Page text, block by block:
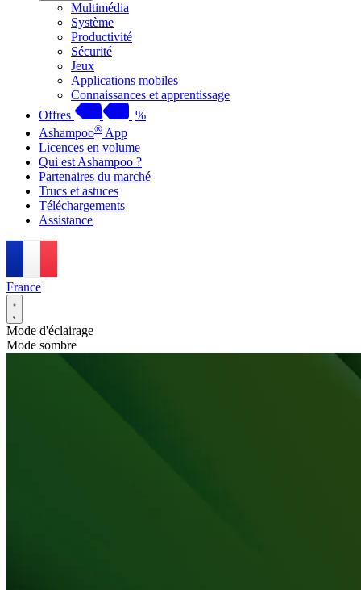
Multimédia
Système
Productivité
Sécurité
Jeux
Applications mobiles
Connaissances et apprentissage
Offres
%
Ashampoo® App
Licences en volume
Qui est Ashampoo ?
Partenaires du marché
Trucs et astuces
Téléchargements
Assistance
France
Mode d'éclairage
Mode sombre